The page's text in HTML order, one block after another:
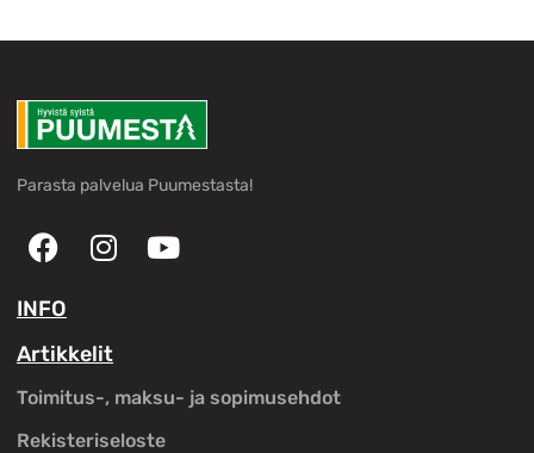
Parasta palvelua Puumestasta!
INFO
Artikkelit
Toimitus-, maksu- ja sopimusehdot
Rekisteriseloste